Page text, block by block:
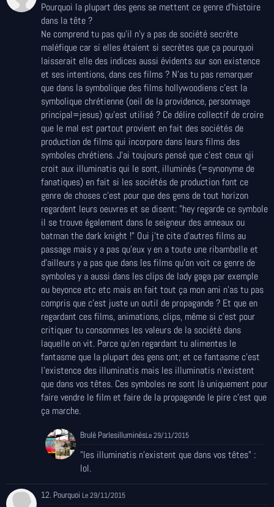
Pourquoi la plupart des gens se mettent ce genre d'histoire
dans la tête ?
Ne comprend tu pas qu'il n'y a pas de société secrète
maléfique car si elles étaient si secrètes que ça pourquoi
laisserait elle des indices aussi évidents sur son existence
et ses intentions, dans ces films ? N'as tu pas remarquer
que dans la symbolique des films hollywoodiens c'est la
symbolique chrétienne (oeil de la providence, personnage
principal=jesus) qu'est utilisé ? Ce délire collectif de croire
que le mal est partout provient en fait des sociétés de
production de films qui incorpore dans leurs films des
symboles chrétiens. J'ai toujours pensé que c'est ceux qji
croit aux illuminatis qui le sont, illuminés (=synonyme de
fanatiques) en fait si les sociétés de production font ce
genre de choses c'est pour que des gens de tout horizon
regardent leurs oeuvres et se disent: "hey regarde ce symbole
il se trouve également dans le seigneur des anneaux ou
batman the dark knight !" Oui j'te cite d'autres films au
passage mais y a pas qu'eux y en a toute une ribambelle et
d'ailleurs y a pas que dans les films qu'on voit ce genre de
symboles y a aussi dans les clips de lady gaga par exemple
ou beyonce etc etc mais en fait tout ça mon ami n'as tu pas
compris que c'est juste un outil de propagande ? Et que en
regardant ces films, animations, clips, même si c'est pour
critiquer tu consommes les valeurs de la société dans
laquelle on vit. Parce qu'en regardant tu alimentes le
fantasme que la plupart des gens ont; et ce fantasme c'est
l'existence des illuminatis mais les illuminatis n'existent
que dans vos têtes. Ces symboles ne sont là uniquement pour
faire vendre le film et faire de la propagande le pire c'est que
ça marche.
Brulé ParlesilluminésLe 29/11/2015
"les illuminatis n'existent que dans vos têtes" :
lol.
12. Pourquoi Le 29/11/2015